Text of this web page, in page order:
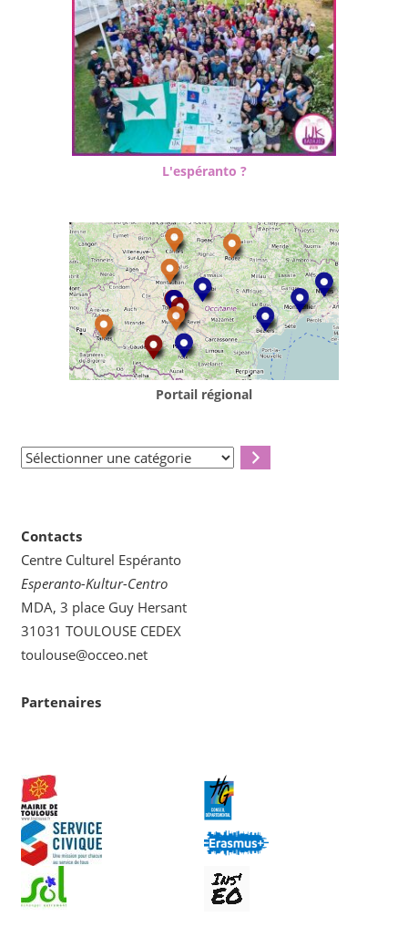
L'espéranto ?
Portail régional
Sélectionner
Contacts
Centre Culturel Espéranto
Esperanto-Kultur-Centro
MDA, 3 place Guy Hersant
31031 TOULOUSE CEDEX
toulouse@occeo.net
Partenaires